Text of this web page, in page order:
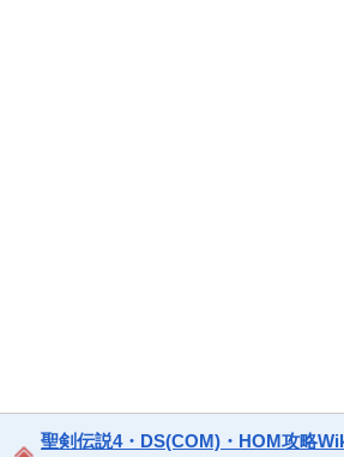
聖剣伝説4・DS(COM)・HOM攻略